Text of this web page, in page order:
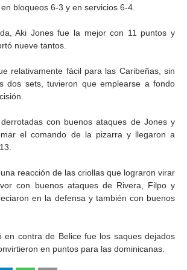
bloqueos 6-3 y en servicios 6-4.
Aki Jones fue la mejor con 11 puntos y
nueve tantos.
relativamente fácil para las Caribeñas, sin
dos sets, tuvieron que emplearse a fondo
con buenos ataques de Jones y
el comando de la pizarra y llegaron a
reacción de las criollas que lograron virar
con buenos ataques de Rivera, Filpo y
en la defensa y también con buenos
en contra de Belice fue los saques dejados
en puntos para las dominicanas.